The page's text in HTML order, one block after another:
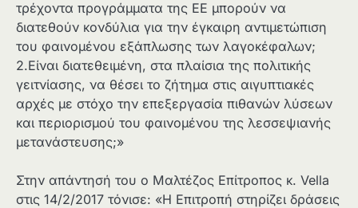
τρέχοντα προγράμματα της ΕΕ μπορούν να
διατεθούν κονδύλια για την έγκαιρη αντιμετώπιση
του φαινομένου εξάπλωσης των λαγοκέφαλων;
2.Είναι διατεθειμένη, στα πλαίσια της πολιτικής
γειτνίασης, να θέσει το ζήτημα στις αιγυπτιακές
αρχές με στόχο την επεξεργασία πιθανών λύσεων
και περιορισμού του φαινομένου της λεσσεψιανής
μετανάστευσης;»
Στην απάντησή του ο Μαλτέζος Επίτροπος κ. Vella
στις 14/2/2017 τόνισε: «Η Επιτροπή στηρίζει δράσεις